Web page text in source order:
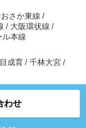
さか東線 /
/ 大阪環状線 /
ル本線
成育 / 千林大宮 /
わせ